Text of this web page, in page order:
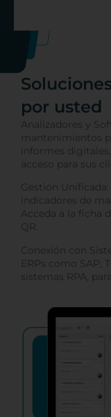
por usted
Analizadores y
mantenimientos
informes
acceso para sus
Gestión
indicadores de
Acceda a la ficha
QR.
Conexión con
ERPs como SAP,
sistemas RPA,